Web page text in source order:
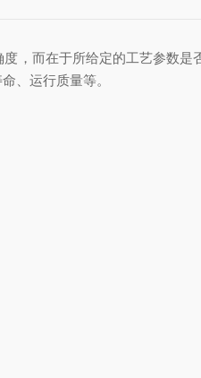
而在于所给定的工艺参数是
、运行质量等。